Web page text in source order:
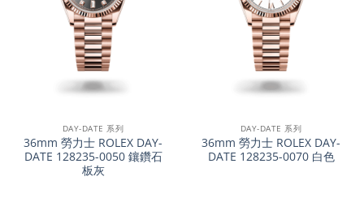
DAY-DATE 系列
36mm 勞力士 ROLEX DAY-
DATE 128235-0050 鑲鑽石
板灰
DAY-DATE 系列
36mm 勞力士 ROLEX DAY-
DATE 128235-0070 白色